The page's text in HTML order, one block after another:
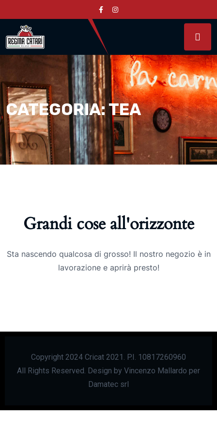
CATEGORIA:TEA
Grandi cose all'orizzonte
Sta nascendo qualcosa di grosso! Il nostro negozio è in
lavorazione e aprirà presto!
Copyright 2024 Cricat 2021. P.I. 10817260960
All Rights Reserved. Design by Vincenzo Mallardo per
Damatec srl